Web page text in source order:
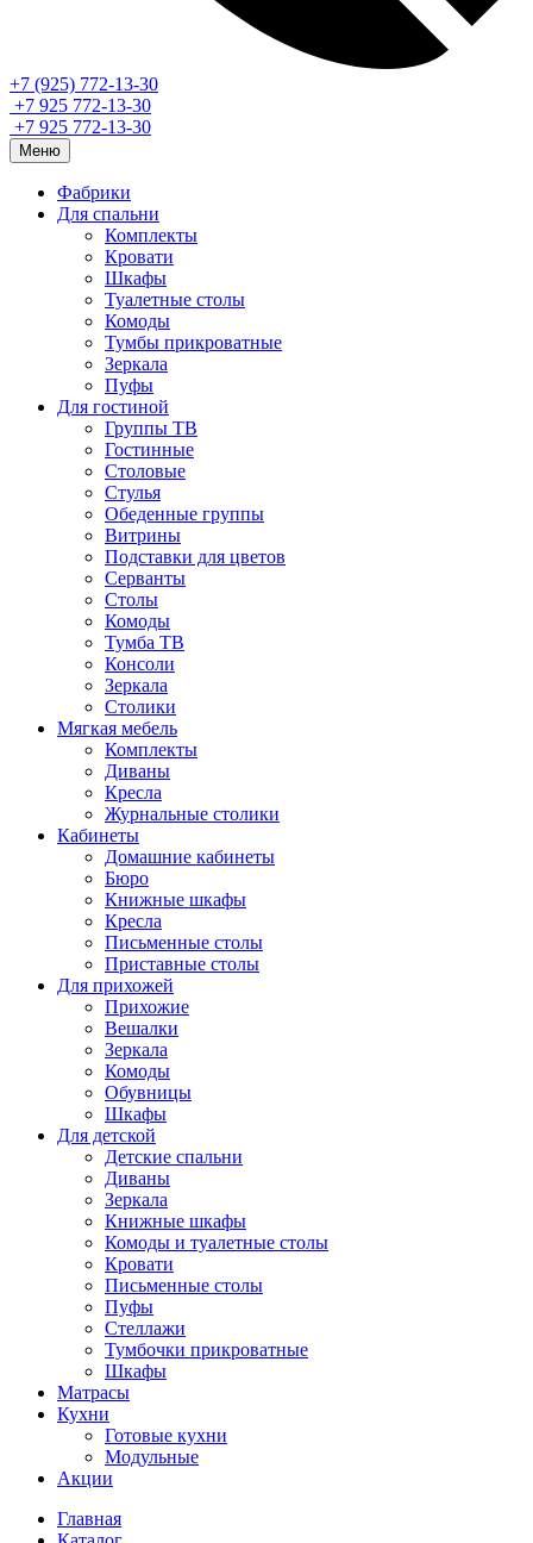
+7 (925) 772-13-30
+7 925 772-13-30
+7 925 772-13-30
Меню
Фабрики
Для спальни
Комплекты
Кровати
Шкафы
Туалетные столы
Комоды
Тумбы прикроватные
Зеркала
Пуфы
Для гостиной
Группы ТВ
Гостинные
Столовые
Стулья
Обеденные группы
Витрины
Подставки для цветов
Серванты
Столы
Комоды
Тумба ТВ
Консоли
Зеркала
Столики
Мягкая мебель
Комплекты
Диваны
Кресла
Журнальные столики
Кабинеты
Домашние кабинеты
Бюро
Книжные шкафы
Кресла
Письменные столы
Приставные столы
Для прихожей
Прихожие
Вешалки
Зеркала
Комоды
Обувницы
Шкафы
Для детской
Детские спальни
Диваны
Зеркала
Книжные шкафы
Комоды и туалетные столы
Кровати
Письменные столы
Пуфы
Стеллажи
Тумбочки прикроватные
Шкафы
Матрасы
Кухни
Готовые кухни
Модульные
Акции
Главная